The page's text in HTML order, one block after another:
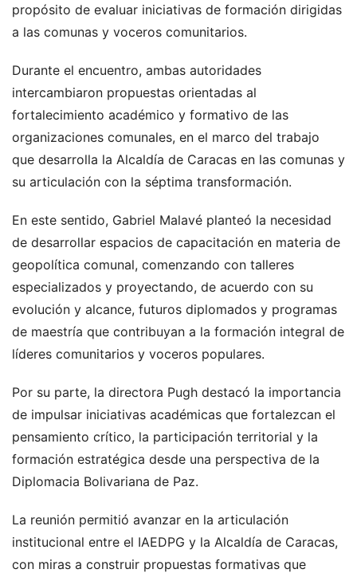
propósito de evaluar iniciativas de formación dirigidas
a las comunas y voceros comunitarios.
Durante el encuentro, ambas autoridades
intercambiaron propuestas orientadas al
fortalecimiento académico y formativo de las
organizaciones comunales, en el marco del trabajo
que desarrolla la Alcaldía de Caracas en las comunas y
su articulación con la séptima transformación.
En este sentido, Gabriel Malavé planteó la necesidad
de desarrollar espacios de capacitación en materia de
geopolítica comunal, comenzando con talleres
especializados y proyectando, de acuerdo con su
evolución y alcance, futuros diplomados y programas
de maestría que contribuyan a la formación integral de
líderes comunitarios y voceros populares.
Por su parte, la directora Pugh destacó la importancia
de impulsar iniciativas académicas que fortalezcan el
pensamiento crítico, la participación territorial y la
formación estratégica desde una perspectiva de la
Diplomacia Bolivariana de Paz.
La reunión permitió avanzar en la articulación
institucional entre el IAEDPG y la Alcaldía de Caracas,
con miras a construir propuestas formativas que